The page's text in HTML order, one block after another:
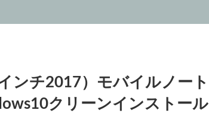
ンチ2017）モバイルノート
クリーンインストール